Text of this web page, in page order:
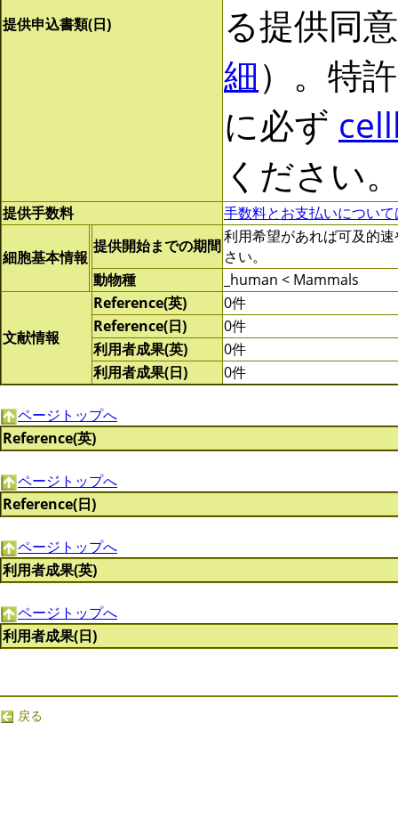
提供申込書類(日)
る提供同
細）。特
に必ず
ください
提供手数料 手数料とお支払いについ
細胞基本情報
提供開始までの期間利用希望があれば可及的
さい。
動物種
_human < Mammals
文献情報
Reference(英)
0件
Reference(日)
0件
利用者成果(英)
0件
利用者成果(日)
0件
ページトップへ
Reference(英)
ページトップへ
Reference(日)
ページトップへ
利用者成果(英)
ページトップへ
利用者成果(日)
戻る